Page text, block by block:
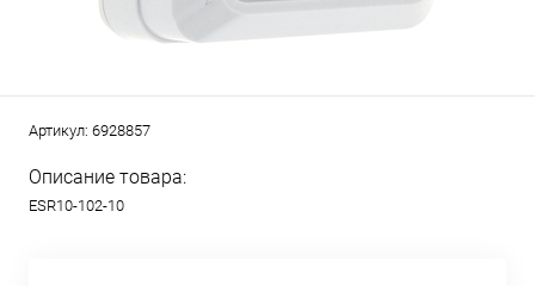
Артикул: 6928857
Описание товара:
ESR10-102-10